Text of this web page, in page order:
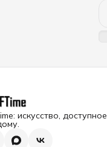
искусство, доступное